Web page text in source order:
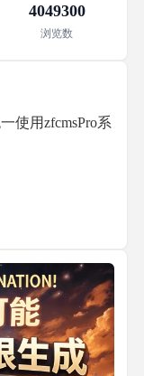
4049300
浏览数
使用zfcmsPro系